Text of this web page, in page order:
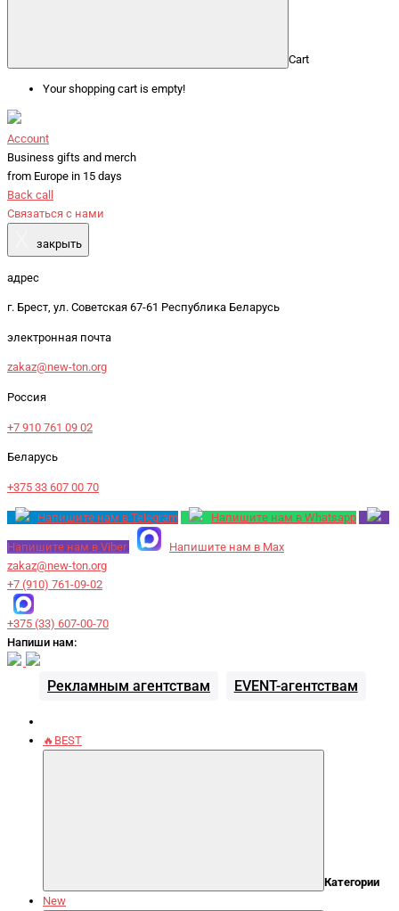
Cart
Your shopping cart is empty!
Account
Business gifts and merch
from Europe in 15 days
Back call
Связаться с нами
закрыть
адрес
г. Брест, ул. Советская 67-61 Республика Беларусь
электронная почта
zakaz@new-ton.org
Россия
+7 910 761 09 02
Беларусь
+375 33 607 00 70
Напишите нам в Telegram Напишите нам в Whatsapp
Напишите нам в Viber
Напишите нам в Max
zakaz@new-ton.org
+7 (910) 761-09-02
+375 (33) 607-00-70
Напиши нам:
Рекламным агентствам EVENT-агентствам
🔥BEST
Категории
New